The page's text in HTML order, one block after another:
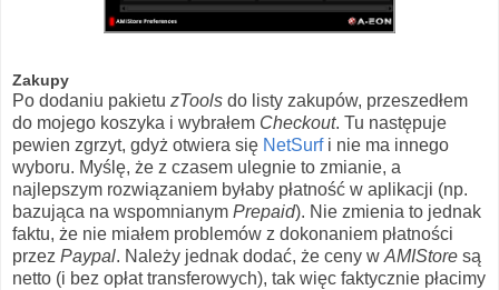
Zakupy
Po dodaniu pakietu zTools do listy zakupów, przeszedłem
do mojego koszyka i wybrałem Checkout. Tu następuje
pewien zgrzyt, gdyż otwiera się NetSurfi nie ma innego
wyboru. Myślę, że z czasem ulegnie to zmianie, a
najlepszym rozwiązaniem byłaby płatność w aplikacji (np.
bazująca na wspomnianym Prepaid). Nie zmienia to jednak
faktu, że nie miałem problemów z dokonaniem płatności
przez Paypal. Należy jednak dodać, że ceny w AMIStore są
netto (i bez opłat transferowych), tak więc faktycznie płacimy